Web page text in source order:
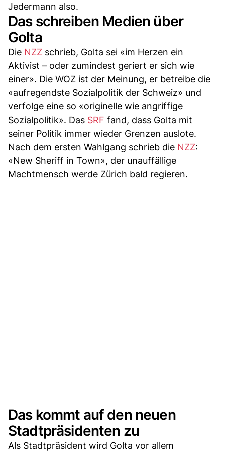
Jedermann also.
Das schreiben Medien über
Golta
Die NZZ schrieb, Golta sei «im Herzen ein
Aktivist – oder zumindest geriert er sich wie
einer». Die WOZ ist der Meinung, er betreibe die
«aufregendste Sozialpolitik der Schweiz» und
verfolge eine so «originelle wie angriffige
Sozialpolitik». Das SRF fand, dass Golta mit
seiner Politik immer wieder Grenzen auslote.
Nach dem ersten Wahlgang schrieb die NZZ:
«New Sheriff in Town», der unauffällige
Machtmensch werde Zürich bald regieren.
Das kommt auf den neuen
Stadtpräsidenten zu
Als Stadtpräsident wird Golta vor allem